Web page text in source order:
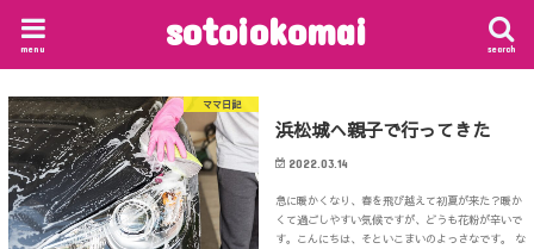
sotoiokomai search
menu
ママ日記
浜松城へ親子で行ってきた
2022.03.14
急に暖かくなり、春を飛び越えて初夏が来た？暖か
くて過ごしやすい気候ですが、どうも花粉が辛いで
す。こんにちは、そといこまいのよっさなです。 な